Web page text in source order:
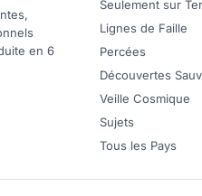
en 6
Seulement sur
Lignes de Faille
Percées
Découvertes
Veille Cosmique
Sujets
Tous les Pays